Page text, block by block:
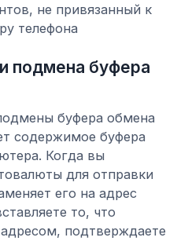
не привязанный к
телефона
подмена буфера
буфера обмена
содержимое буфера
Когда вы
для отправки
его на адрес
то, что
подтверждаете